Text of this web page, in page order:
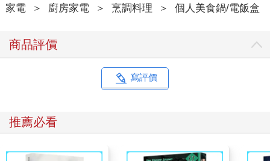
家電
＞ 廚房家電 ＞ 烹調料理 ＞ 個人美食鍋/電飯盒
商品評價
寫評價
推薦必看